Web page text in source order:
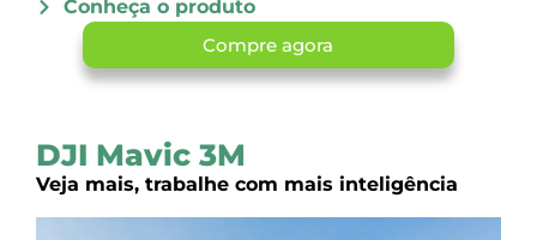
Conheça o produto
Compre agora
DJI Mavic 3M
Veja mais, trabalhe com mais inteligência